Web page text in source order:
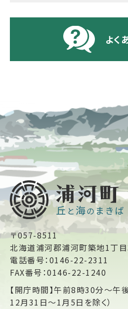
よく
〒057-8511
北海道浦河郡浦河町築地1丁
電話番号：0146-22-2311
FAX番号：0146-22-1240
【開庁時間】午前8時30分～午
12月31日～1月5日を除く）